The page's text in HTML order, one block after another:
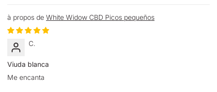
White Widow CBD Picos pequeños
C.
Viuda blanca
Me encanta